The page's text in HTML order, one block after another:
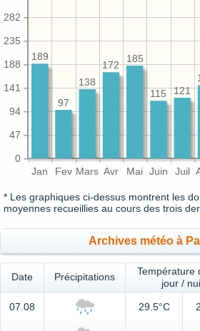
Jan Fev Mars Avr Mai Juin Juil
0
47
94
141
188
235
282
121
115
185
172
138
97
189
* Les graphiques ci-dessus montrent les
moyennes recueillies au cours des trois
Archives météo à
Date Précipitations
Température
jour /
07.08 29.5°C